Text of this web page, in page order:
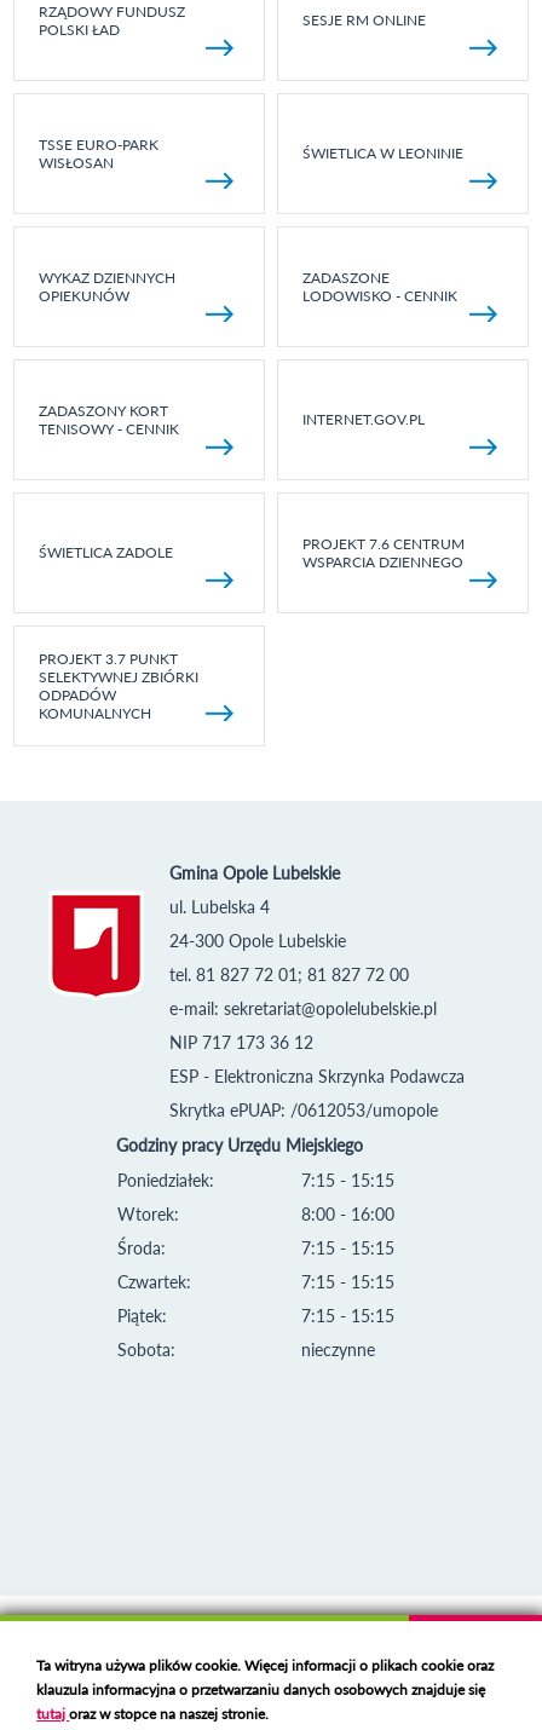
RZĄDOWY FUNDUSZ
POLSKI ŁAD
SESJE RM ONLINE
TSSE EURO-PARK
WISŁOSAN
ŚWIETLICA W LEONINIE
WYKAZ DZIENNYCH
OPIEKUNÓW
ZADASZONE
LODOWISKO - CENNIK
ZADASZONY KORT
TENISOWY - CENNIK
INTERNET.GOV.PL
ŚWIETLICA ZADOLE
PROJEKT 7.6 CENTRUM
WSPARCIA DZIENNEGO
PROJEKT 3.7 PUNKT
SELEKTYWNEJ ZBIÓRKI
ODPADÓW
KOMUNALNYCH
Gmina Opole Lubelskie
ul. Lubelska 4
24-300 Opole Lubelskie
tel. 81 827 72 01; 81 827 72 00
e-mail: sekretariat@opolelubelskie.pl
NIP 717 173 36 12
ESP - Elektroniczna Skrzynka Podawcza
Skrytka ePUAP: /0612053/umopole
Godziny pracy Urzędu Miejskiego
Poniedziałek:
Wtorek:
Środa:
Czwartek:
Piątek:
Sobota:
7:15 - 15:15
8:00 - 16:00
7:15 - 15:15
7:15 - 15:15
7:15 - 15:15
nieczynne
Deklaracja dostępności
Polski serwer RBLhttps://polspam.pl/
Ta witryna używa plików cookie. Więcej informacji o plikach cookie oraz
klauzula informacyjna o przetwarzaniu danych osobowych znajduje się
tutajoraz w stopce na naszej stronie.